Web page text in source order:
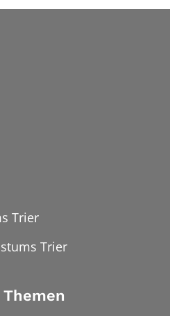
Trier
Trier